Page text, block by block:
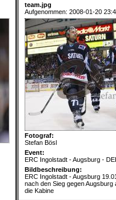
team.jpg
Aufgenommen: 2008-01-20
Fotograf:
Stefan Bösl
Event:
ERC Ingolstadt - Augsburg -
Bildbeschreibung:
ERC Ingolstadt - Augsburg
nach den Sieg gegen Augsburg
die Kabine